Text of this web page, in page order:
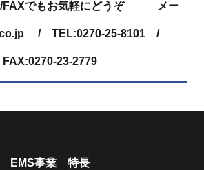
/FAXでもお気軽にどうぞ メー
/ TEL:0270-25-8101 /
FAX:0270-23-2779
EMS事業 特長